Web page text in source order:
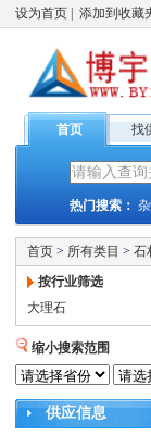
设为首页 添加到收藏
首页 找
热门搜索：
首页 > 所有类目 > 石
按行业筛选
大理石
缩小搜索范围
供应信息